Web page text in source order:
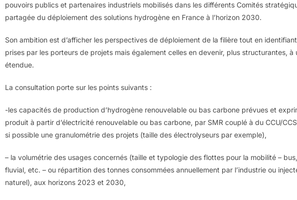
pouvoirs publics et partenaires industriels mobilisés dans les différents Comités
partagée du déploiement des solutions hydrogène en France à l’horizon 2030.
Son ambition est d’afficher les perspectives de déploiement de la filière tout en
prises par les porteurs de projets mais également celles en devenir, plus structurantes, à
étendue.
La consultation porte sur les points suivants :
-les capacités de production d’hydrogène renouvelable ou bas carbone prévues et
produit à partir d’électricité renouvelable ou bas carbone, par SMR couplé à du CCU/
si possible une granulométrie des projets (taille des électrolyseurs par exemple),
– la volumétrie des usages concernés (taille et typologie des flottes pour la mobilité –
fluvial, etc. – ou répartition des tonnes consommées annuellement par l’industrie ou
naturel), aux horizons 2023 et 2030,